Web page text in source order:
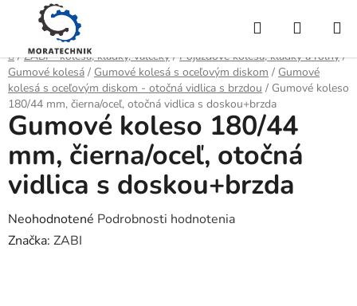
Hľadať
KOŠÍK
Domov
/ ZABI - kolesá, kladky, valčeky / Pojazdové kolesá, kladky a roľny /
Gumové kolesá / Gumové kolesá s oceľovým diskom / Gumové
kolesá s oceľovým diskom - otočná vidlica s brzdou / Gumové koleso
180/44 mm, čierna/oceľ, otočná vidlica s doskou+brzda
Gumové koleso 180/44
mm, čierna/oceľ, otočná
vidlica s doskou+brzda
Priemerné
hodnotenie
Neohodnotené Podrobnosti hodnotenia
Značka: ZABI